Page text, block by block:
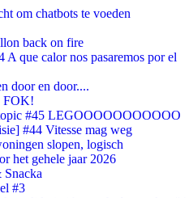
om chatbots te voeden
back on fire
A que calor nos pasaremos por el
door en door....
FOK!
#45 LEGOOOOOOOOOOO
#44 Vitesse mag weg
slopen, logisch
het gehele jaar 2026
#3